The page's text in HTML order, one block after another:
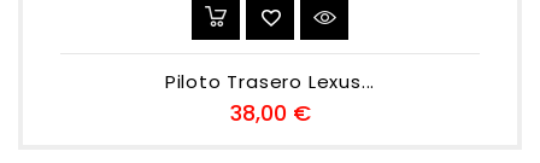
Piloto Trasero Lexus...
38,00 €Preu